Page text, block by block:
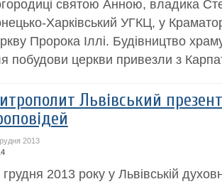
святою Анною, владика
Харківський УГКЦ, у
Пророка Іллі. Будівництво
побудови церкви привезли з
Львівський
2013
грудня 2013 року у Львівській